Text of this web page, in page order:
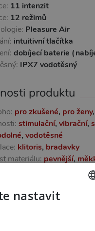
11 intenzit
12 režimů
Pleasure Air
intuitivní tlačítka
dobíjecí baterie
IPX7 vodotěsný
produktu
pro zkušené, pro ženy,
stimulační, vibrační,
, vodotěsné
klitoris, bradavky
materiálu: pevnější,
nastavit